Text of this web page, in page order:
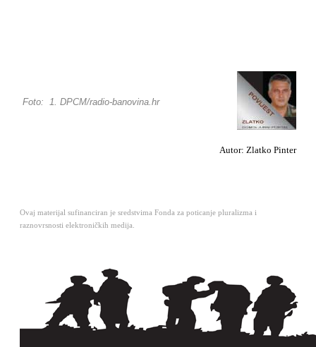
Foto: 1. DPCM/radio-banovina.hr
Autor: Zlatko Pinter
Ovaj materijal sufinanciran je sredstvima Fonda za poticanje pluralizma i
raznovrsnosti elektroničkih medija.